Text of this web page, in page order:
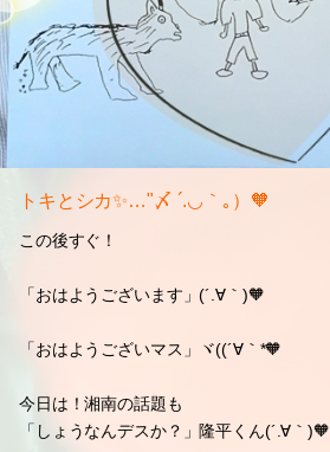
トキとシカ✨…"〆 ´.◡｀｡）🧡
この後すぐ！
「おはようございます」(´.∀｀)🧡
「おはようございマス」ヾ((´∀｀*🧡
今日は！湘南の話題も
「しょうなんデスか？」隆平くん(´.∀｀)🧡